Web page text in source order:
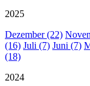
2025
Dezember (22)
(16) Juli (7) Juni (7)
(18)
2024